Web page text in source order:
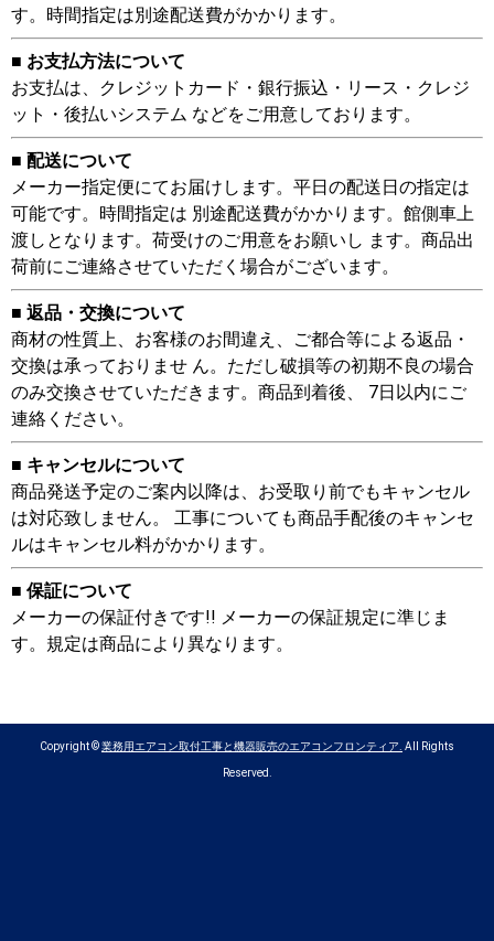
す。時間指定は別途配送費がかかります。
■ お支払方法について
お支払は、クレジットカード・銀行振込・リース・クレジ
ット・後払いシステム などをご用意しております。
■ 配送について
メーカー指定便にてお届けします。平日の配送日の指定は
可能です。時間指定は 別途配送費がかかります。館側車上
渡しとなります。荷受けのご用意をお願いし ます。商品出
荷前にご連絡させていただく場合がございます。
■ 返品・交換について
商材の性質上、お客様のお間違え、ご都合等による返品・
交換は承っておりませ ん。ただし破損等の初期不良の場合
のみ交換させていただきます。商品到着後、 7日以内にご
連絡ください。
■ キャンセルについて
商品発送予定のご案内以降は、お受取り前でもキャンセル
は対応致しません。 工事についても商品手配後のキャンセ
ルはキャンセル料がかかります。
■ 保証について
メーカーの保証付きです!! メーカーの保証規定に準じま
す。規定は商品により異なります。
Copyright ©業務用エアコン取付工事と機器販売のエアコンフロンティア. All Rights
Reserved.